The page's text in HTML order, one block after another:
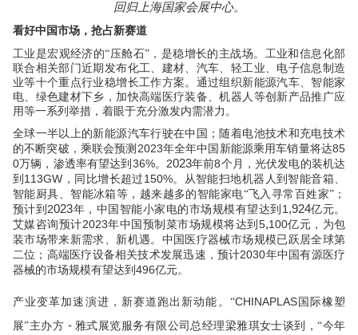
回归上海国家会展中心。
看好中国市场，抢占新赛道
工业是宏观经济的“压舱石”，是稳增长的主战场。工业和信息化部
联合相关部门近期发布化工、建材、汽车、轻工业、电子信息制造
业等十个重点行业稳增长工作方案。通过组织新能源汽车、智能家
电、绿色建材下乡，加快高端医疗装备、机器人等创新产品推广应
用等一系列举措，着眼于充分激发内需潜力。
全球一半以上的新能源汽车行驶在中国；随着电池技术和充电技术
的不断突破，乘联会预测 2023年全年中国新能源乘用车销量将达85
0万辆，渗透率有望达到 36%。 2023年前8个月，光伏发电的装机达
到 113GW ，同比增长超过 150%。从智能扫地机器人到智能音箱、
智能厨具、智能冰箱等，越来越多的智能家电“飞入寻常百姓家”；
预计到2023年，中国智能小家电的市场规模有望达到 1,924亿元。
艾媒咨询预计2023年中国预制菜市场规模将达到 5,100亿元，为包
装市场带来新需求、新机遇。中国医疗器械市场规模已跃居全球第
二位；高端医疗设备相关技术发展迅速，预计2030年中国有源医疗
器械的市场规模有望达到 496亿元。
产业变革加速演进，新赛道跑出新动能。“CHINAPLAS国际橡塑
展”主办方 - 雅式展览服务有限公司总经理梁雅琪女士谈到，“今年